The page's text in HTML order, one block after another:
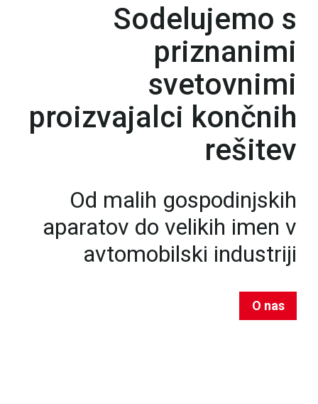
Sodelujemo s
priznanimi
svetovnimi
proizvajalci končnih
rešitev
Od malih gospodinjskih
aparatov do velikih imen v
avtomobilski industriji
O nas